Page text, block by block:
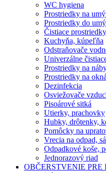
WC hygiena
Prostriedky na
Prostriedky do
Čistiace
Kuchyňa, kúpeľňa
Odstraňovače
Univerzálne
Prostriedky na
Prostriedky na
Dezinfekcia
Osviežovače
Pisoárové sitká
Utierky, prachovky
Hubky, drôtenky,
Pomôcky na
Vrecia na odpad,
Odpadkové koše,
Jednorazový riad
OBČERSTVENIE PRE